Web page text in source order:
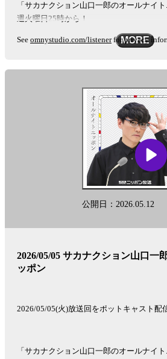
「サカナクション山口一郎のオールナイ
週火曜日25時から！
See omnystudio.com/listenerfor privacy
MORE
公開日：2026.05.12
2026/05/05 サカナクション山口一
ッポン
2026/05/05(火)放送回をポットキャスト配
「サカナクション山口一郎のオールナイ